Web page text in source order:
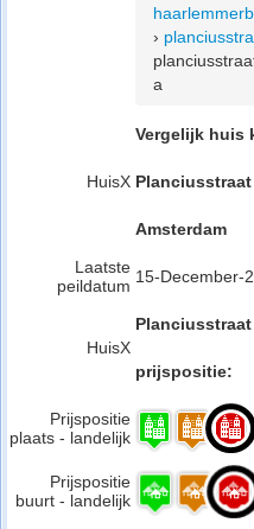
›
a
HuisX
Vergelijk huis
Planciusstraat
Amsterdam
Laatste
peildatum 15-December-
HuisX
Planciusstraat
prijspositie:
Prijspositie
plaats - landelijk
Prijspositie
buurt - landelijk